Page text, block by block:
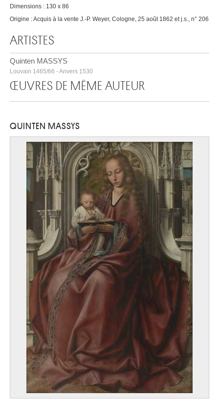
Dimensions : 130 x 86
Origine : Acquis à la vente J.-P. Weyer, Cologne, 25 août 1862 et j.s., n° 206
ARTISTES
Quinten MASSYS
Louvain 1465/66 - Anvers 1530
ŒUVRES DE MÊME AUTEUR
QUINTEN MASSYS